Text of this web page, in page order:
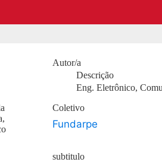
Autor/a
Descrição
Eng. Eletrônico,
Coletivo
Fundarpe
subtitulo